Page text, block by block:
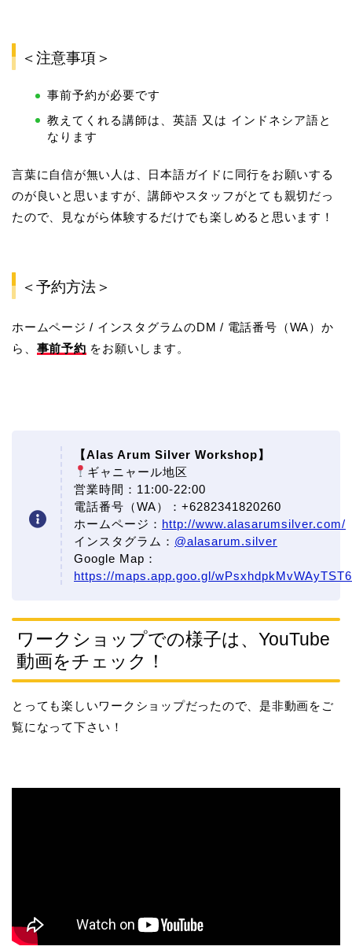
＜注意事項＞
事前予約が必要です
教えてくれる講師は、英語 又は インドネシア語と
なります
言葉に自信が無い人は、日本語ガイドに同行をお願いする
のが良いと思いますが、講師やスタッフがとても親切だっ
たので、見ながら体験するだけでも楽しめると思います！
＜予約方法＞
ホームページ / インスタグラムのDM / 電話番号（WA）か
ら、 事前予約 をお願いします。
【Alas Arum Silver Workshop】
ギャニャール地区
営業時間：11:00-22:00
電話番号（WA）：+6282341820260
ホームページ： http://www.alasarumsilver.com/
インスタグラム： @alasarum.silver
Google Map：
https://maps.app.goo.gl/wPsxhdpkMvWAyTST6
ワークショップでの様子は、YouTube
動画をチェック！
とっても楽しいワークショップだったので、是非動画をご
覧になって下さい！